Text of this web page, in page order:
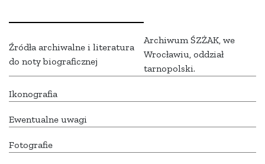
Źródła archiwalne i literatura
do noty biograficznej
Archiwum ŚZŻAK, we
Wrocławiu, oddział
tarnopolski.
Ikonografia
Ewentualne uwagi
Fotografie